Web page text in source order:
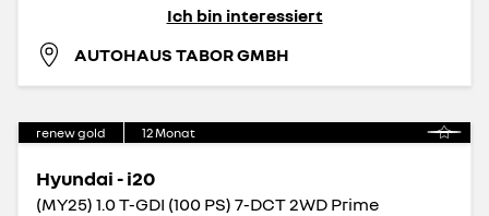
Ich bin interessiert
AUTOHAUS TABOR GMBH
renew gold 12Monat
Hyundai - i20
(MY25) 1.0 T-GDI (100 PS) 7-DCT 2WD Prime